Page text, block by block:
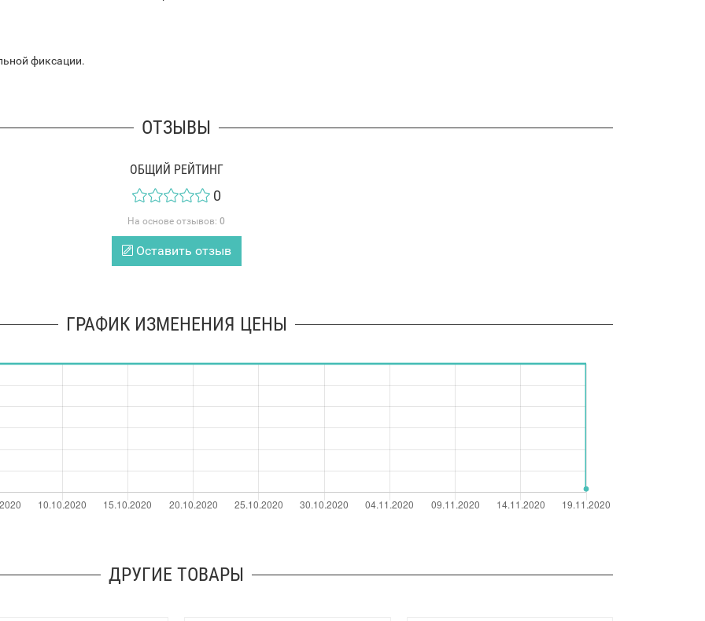
фиксации.
ОТЗЫВЫ
ОБЩИЙ РЕЙТИНГ
0
На основе отзывов: 0
Оставить отзыв
ГРАФИК ИЗМЕНЕНИЯ ЦЕНЫ
ДРУГИЕ ТОВАРЫ